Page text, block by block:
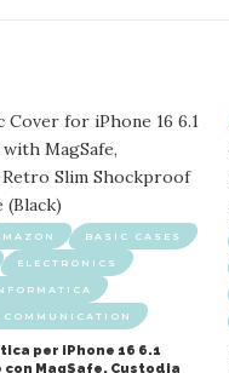
BASIC CASES
ELECTRONICS
per iPhone 16 6.1
MagSafe, Custodia